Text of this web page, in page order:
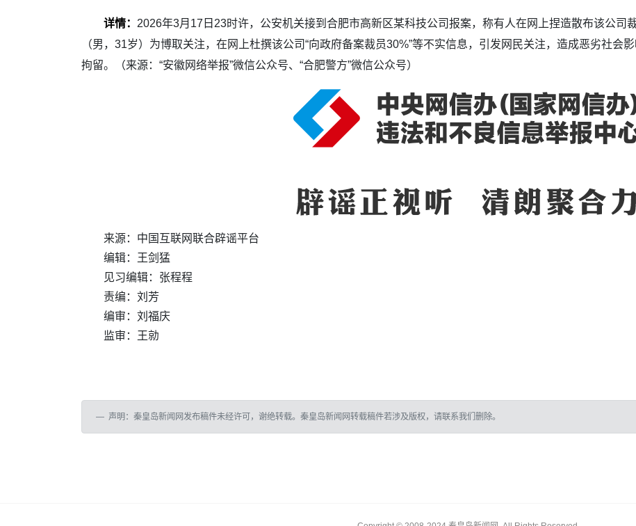
详情： 2026年3月17日23时许，公安机关接到合肥市高新区某科技公司报案，称有人在网上捏造散布该公司
（男，31岁）为博取关注，在网上杜撰该公司“向政府备案裁员30%”等不实信息，引发网民关注，造成恶劣社会
拘留。（来源：“安徽网络举报”微信公众号、“合肥警方”微信公众号）
来源：中国互联网联合辟谣平台
编辑：王剑猛
见习编辑：张程程
责编：刘芳
编审：刘福庆
监审：王勍
声明：秦皇岛新闻网发布稿件未经许可，谢绝转载。秦皇岛新闻网转载稿件若涉及版权，请联系我们删除。